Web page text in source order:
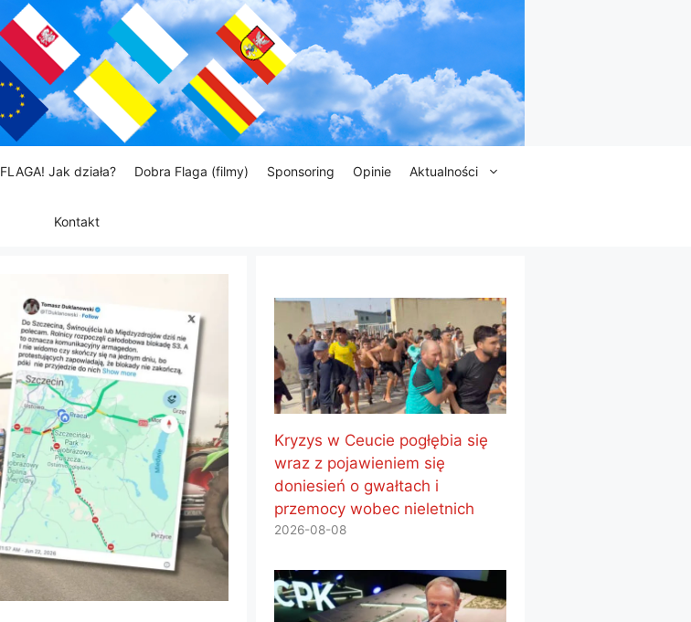
FLAGA! Jak działa? Dobra Flaga (filmy) Sponsoring Opinie Aktualności
Kontakt
Kryzys w Ceucie pogłębia się
wraz z pojawieniem się
doniesień o gwałtach i
przemocy wobec nieletnich
2026-08-08